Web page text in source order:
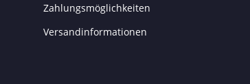
Zahlungsmöglichkeiten
Versandinformationen